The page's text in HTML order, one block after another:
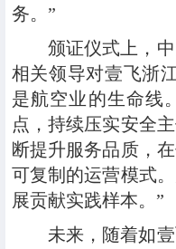
务。”
颁证仪式上，
相关领导对壹飞浙
是航空业的生命线
点，持续压实安全
断提升服务品质，
可复制的运营模式
展贡献实践样本。”
未来，随着如